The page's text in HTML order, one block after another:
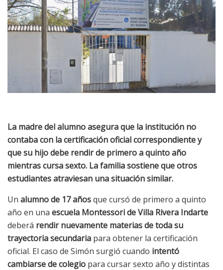
La madre del alumno asegura que la institución no
contaba con la certificación oficial correspondiente y
que su hijo debe rendir de primero a quinto año
mientras cursa sexto. La familia sostiene que otros
estudiantes atraviesan una situación similar.
Un alumno de 17 añosque cursó de primero a quinto
año en una escuela Montessori de Villa Rivera Indarte
deberá rendir nuevamente materias de toda su
trayectoria secundaria para obtener la certificación
oficial. El caso de Simón surgió cuando intentó
cambiarse de colegio para cursar sexto año y distintas